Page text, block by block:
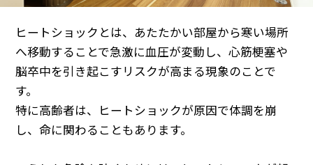
ヒートショックとは、あたたかい部屋から寒い場所
へ移動することで急激に血圧が変動し、心筋梗塞や
脳卒中を引き起こすリスクが高まる現象のことで
す。
特に高齢者は、ヒートショックが原因で体調を崩
し、命に関わることもあります。